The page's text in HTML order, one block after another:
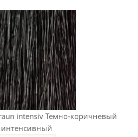
intensiv Темно-коричневый
интенсивный